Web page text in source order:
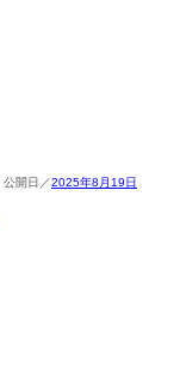
2025年8月19日